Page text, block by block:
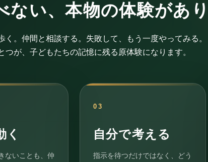
ない、本物の体験があり
く。仲間と相談する。失敗して、もう一度やってみる。
つが、子どもたちの記憶に残る原体験になります。
く
ないことも、仲
03
自分で考える
指示を待つだけではなく、どう